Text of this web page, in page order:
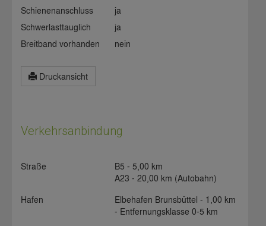
Schienenanschluss
ja
Schwerlasttauglich
ja
Breitband vorhanden
nein
Druckansicht
Verkehrsanbindung
Straße
B5 - 5,00 km
A23 - 20,00 km (Autobahn)
Hafen
Elbehafen Brunsbüttel - 1,00 km
- Entfernungsklasse 0-5 km